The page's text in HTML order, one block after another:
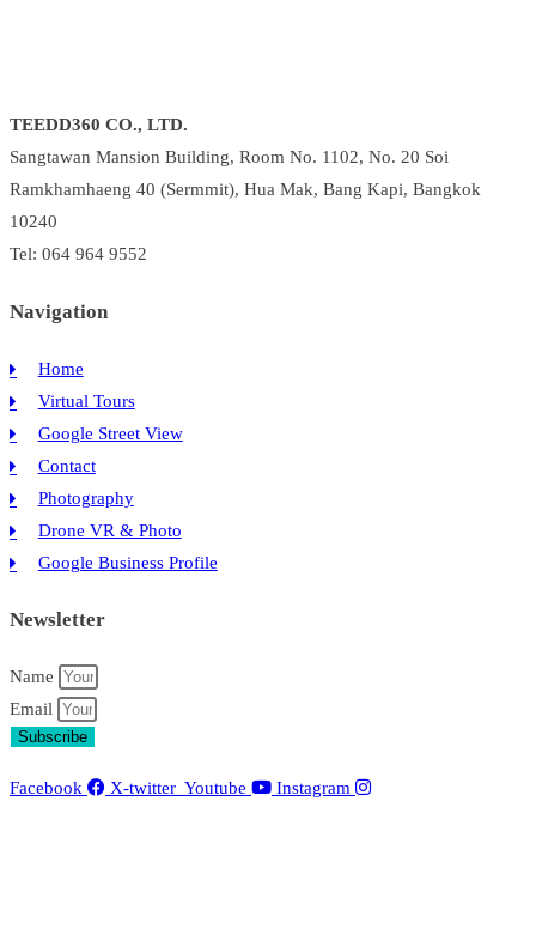
TEEDD360 CO., LTD.
Sangtawan Mansion Building, Room No. 1102, No. 20 Soi
Ramkhamhaeng 40 (Sermmit), Hua Mak, Bang Kapi, Bangkok
10240
Tel: 064 964 9552
Navigation
Home
Virtual Tours
Google Street View
Contact
Photography
Drone VR & Photo
Google Business Profile
Newsletter
Name
Email
Subscribe
Facebook X-twitter Youtube Instagram